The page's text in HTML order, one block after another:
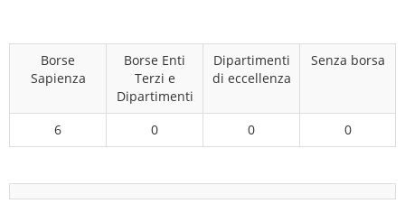
Borse
Sapienza
Borse Enti
Terzi e
Dipartimenti
Dipartimenti
di eccellenza
Senza borsa
6 0 0 0